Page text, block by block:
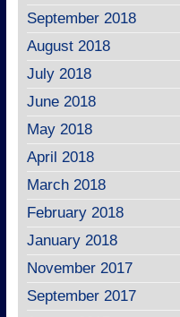
September 2018
August 2018
July 2018
June 2018
May 2018
April 2018
March 2018
February 2018
January 2018
November 2017
September 2017